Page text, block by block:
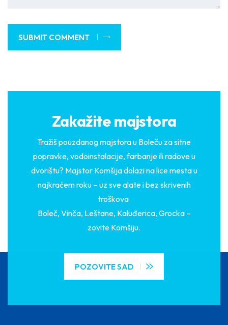
SUBMIT COMMENT
Zakažite majstora
Tražiš pouzdanog majstora u Boleču za sitne
popravke, vodoinstalacije, farbanje ili radove u
dvorištu? Majstor Komšija dolazi na lice mesta u
najkraćem roku – uz sve alate i bez skrivenih
troškova.
Boleč, Vinča, Leštane, Kaluđerica, Grocka –
zovite Komšiju.
POZOVITE SAD